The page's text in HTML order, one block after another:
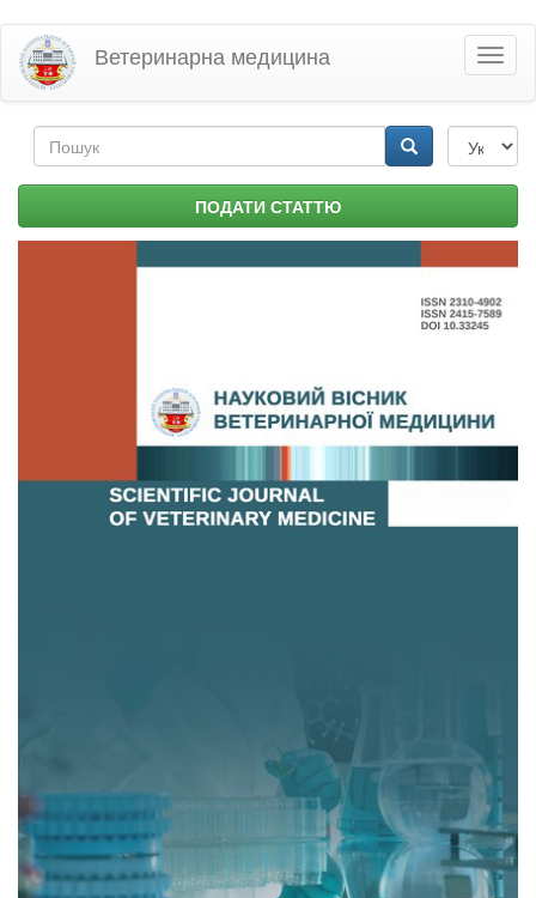
Перейти
основного
матеріалу
Ветеринарна медицина
Пошукова
форма ПОДАТИ СТАТТЮ